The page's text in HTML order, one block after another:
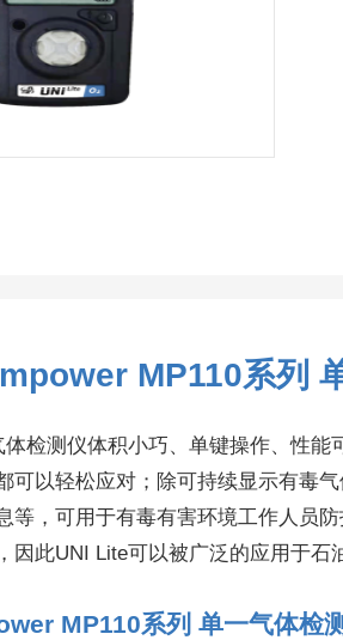
MP110系列
体检测仪体积小巧、单键操作、性
可以轻松应对；除可持续显示有毒
等，可用于有毒有害环境工作人员
因此UNI Lite可以被广泛的应用于石
MP110系列 单一气体检